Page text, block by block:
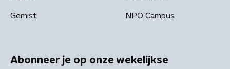
Gemist NPO Campus
Abonneer je op onze wekelijkse